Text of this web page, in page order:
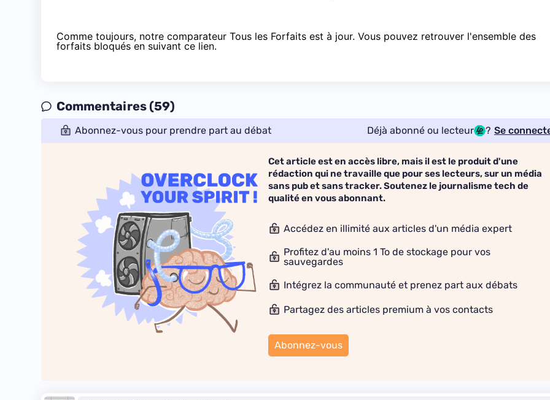
Comme toujours, notre comparateur Tous les Forfaits est à jour. Vous pouvez retrouver l'ensemble des
forfaits bloqués en suivant ce lien.
Commentaires (59)
Abonnez-vous pour prendre part au débat Déjà abonné ou lecteur ? Se
Cet article est en accès libre, mais il est le produit d'une
rédaction qui ne travaille que pour ses lecteurs, sur un média
sans pub et sans tracker. Soutenez le journalisme tech de
qualité en vous abonnant.
Accédez en illimité aux articles d'un média expert
Profitez d'au moins 1 To de stockage pour vos
sauvegardes
Intégrez la communauté et prenez part aux débats
Partagez des articles premium à vos contacts
Abonnez-vous